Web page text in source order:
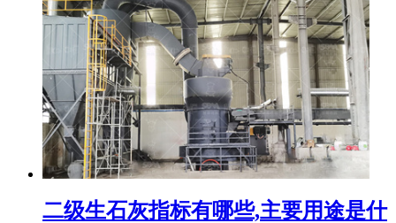
二级生石灰指标有哪些,主要用途是什